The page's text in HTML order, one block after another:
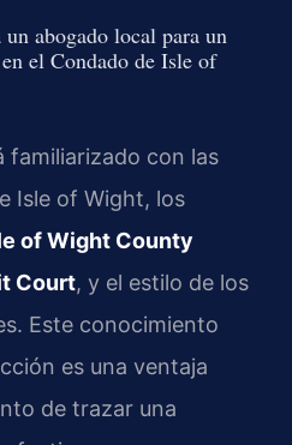
abogado local para un
el Condado de Isle of
familiarizado con las
Isle of Wight, los
of Wight County
Court, y el estilo de los
Este conocimiento
es una ventaja
de trazar una